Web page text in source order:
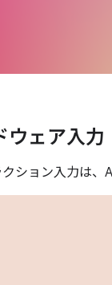
ウェア入力
ション入力は、